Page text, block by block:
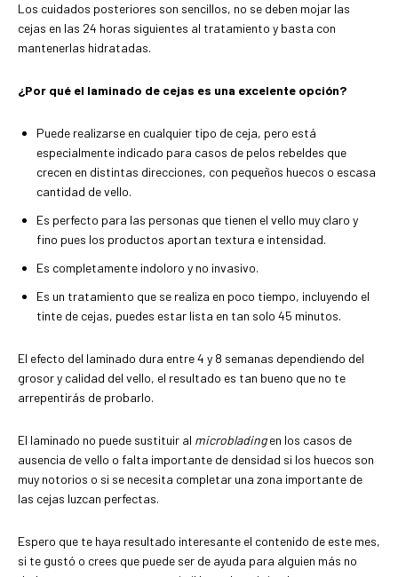
Los cuidados posteriores son sencillos, no se deben mojar las
cejas en las 24 horas siguientes al tratamiento y basta con
mantenerlas hidratadas.
¿Por qué el laminado de cejas es una excelente opción?
Puede realizarse en cualquier tipo de ceja, pero está
especialmente indicado para casos de pelos rebeldes que
crecen en distintas direcciones, con pequeños huecos o escasa
cantidad de vello.
Es perfecto para las personas que tienen el vello muy claro y
fino pues los productos aportan textura e intensidad.
Es completamente indoloro y no invasivo.
Es un tratamiento que se realiza en poco tiempo, incluyendo el
tinte de cejas, puedes estar lista en tan solo 45 minutos.
El efecto del laminado dura entre 4 y 8 semanas dependiendo del
grosor y calidad del vello, el resultado es tan bueno que no te
arrepentirás de probarlo.
El laminado no puede sustituir al microbladingen los casos de
ausencia de vello o falta importante de densidad si los huecos son
muy notorios o si se necesita completar una zona importante de
las cejas luzcan perfectas.
Espero que te haya resultado interesante el contenido de este mes,
si te gustó o crees que puede ser de ayuda para alguien más no